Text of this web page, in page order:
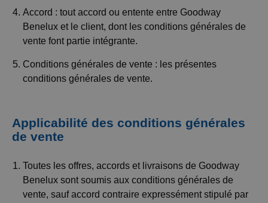
Accord : tout accord ou entente entre Goodway
Benelux et le client, dont les conditions générales de
vente font partie intégrante.
Conditions générales de vente : les présentes
conditions générales de vente.
Applicabilité des conditions générales
de vente
Toutes les offres, accords et livraisons de Goodway
Benelux sont soumis aux conditions générales de
vente, sauf accord contraire expressément stipulé par